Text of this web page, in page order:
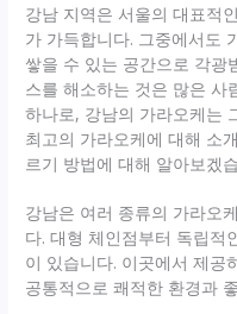
강남 지역은 서울의 대표적
가 가득합니다. 그중에서도
쌓을 수 있는 공간으로 각광
스를 해소하는 것은 많은 사
하나로, 강남의 가라오케는
최고의 가라오케에 대해 소
르기 방법에 대해 알아보겠
강남은 여러 종류의 가라오
다. 대형 체인점부터 독립적
이 있습니다. 이곳에서 제공
공통적으로 쾌적한 환경과